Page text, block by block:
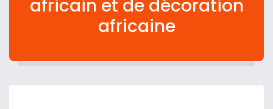
africain et de décoration
africaine